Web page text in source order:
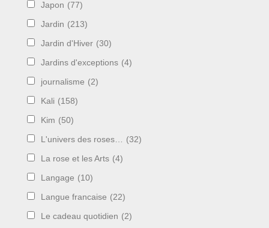
Japon (77)
Jardin (213)
Jardin d'Hiver (30)
Jardins d'exceptions (4)
journalisme (2)
Kali (158)
Kim (50)
L'univers des roses… (32)
La rose et les Arts (4)
Langage (10)
Langue francaise (22)
Le cadeau quotidien (2)